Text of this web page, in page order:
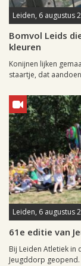
Leiden, 6 augustus
Bomvol Leids
kleuren
Konijnen lijken
staartje, dat
Leiden, 6 augustus
61e editie van
Bij Leiden Atletiek in
Jeugddorp